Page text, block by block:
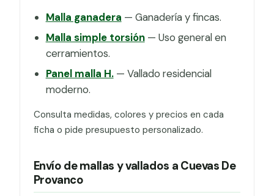
Malla ganadera — Ganadería y fincas.
Malla simple torsión— Uso general en
cerramientos.
Panel malla H.— Vallado residencial
moderno.
Consulta medidas, colores y precios en cada
ficha o pide presupuesto personalizado.
Envío de mallas y vallados a Cuevas De
Provanco